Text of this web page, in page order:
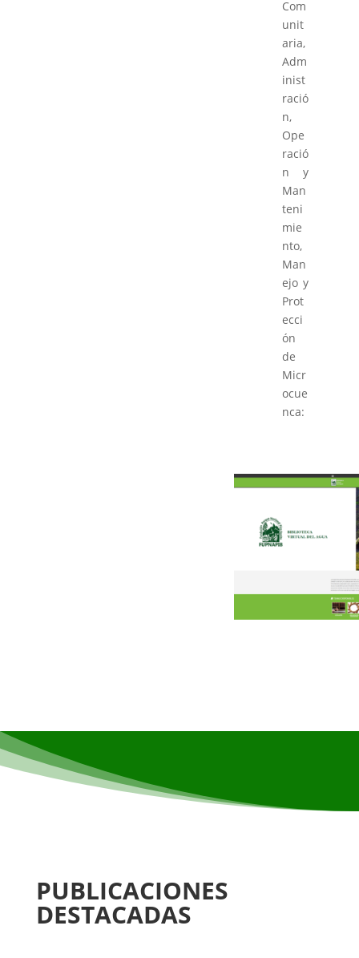
Com
unit
aria,
Adm
inist
ració
n,
Ope
ració
n y
Man
teni
mie
nto,
Man
ejo y
Prot
ecci
ón
de
Micr
ocue
nca:
PUBLICACIONES
DESTACADAS